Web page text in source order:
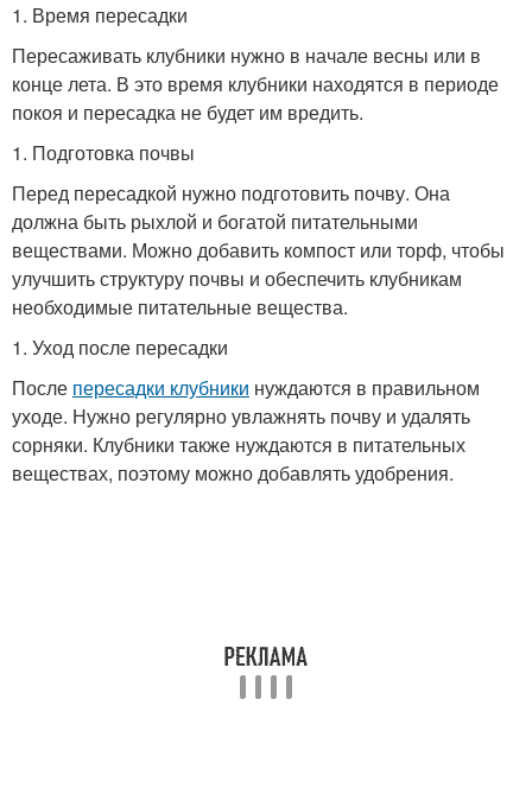
1. Время пересадки
Пересаживать клубники нужно в начале весны или в
конце лета. В это время клубники находятся в периоде
покоя и пересадка не будет им вредить.
1. Подготовка почвы
Перед пересадкой нужно подготовить почву. Она
должна быть рыхлой и богатой питательными
веществами. Можно добавить компост или торф, чтобы
улучшить структуру почвы и обеспечить клубникам
необходимые питательные вещества.
1. Уход после пересадки
После пересадки клубники нуждаются в правильном
уходе. Нужно регулярно увлажнять почву и удалять
сорняки. Клубники также нуждаются в питательных
веществах, поэтому можно добавлять удобрения.